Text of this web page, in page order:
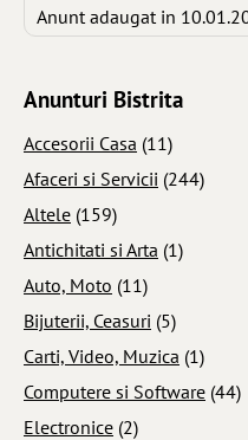
Anunt adaugat in
Anunturi Bistrita
Accesorii Casa (11)
Afaceri si Servicii (244)
Altele (159)
Antichitati si Arta (1)
Auto, Moto (11)
Bijuterii, Ceasuri (5)
Carti, Video, Muzica (1)
Computere si Software (44)
Electronice (2)